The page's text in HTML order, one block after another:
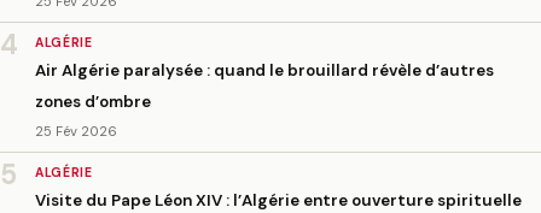
4 ALGÉRIE
Air Algérie paralysée : quand le brouillard révèle d’autres
zones d’ombre
25 Fév 2026
5 ALGÉRIE
Visite du Pape Léon XIV : l’Algérie entre ouverture spirituelle